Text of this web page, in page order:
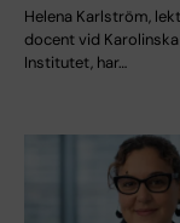
Helena Karlström,
docent vid Karolinska
Institutet, har…